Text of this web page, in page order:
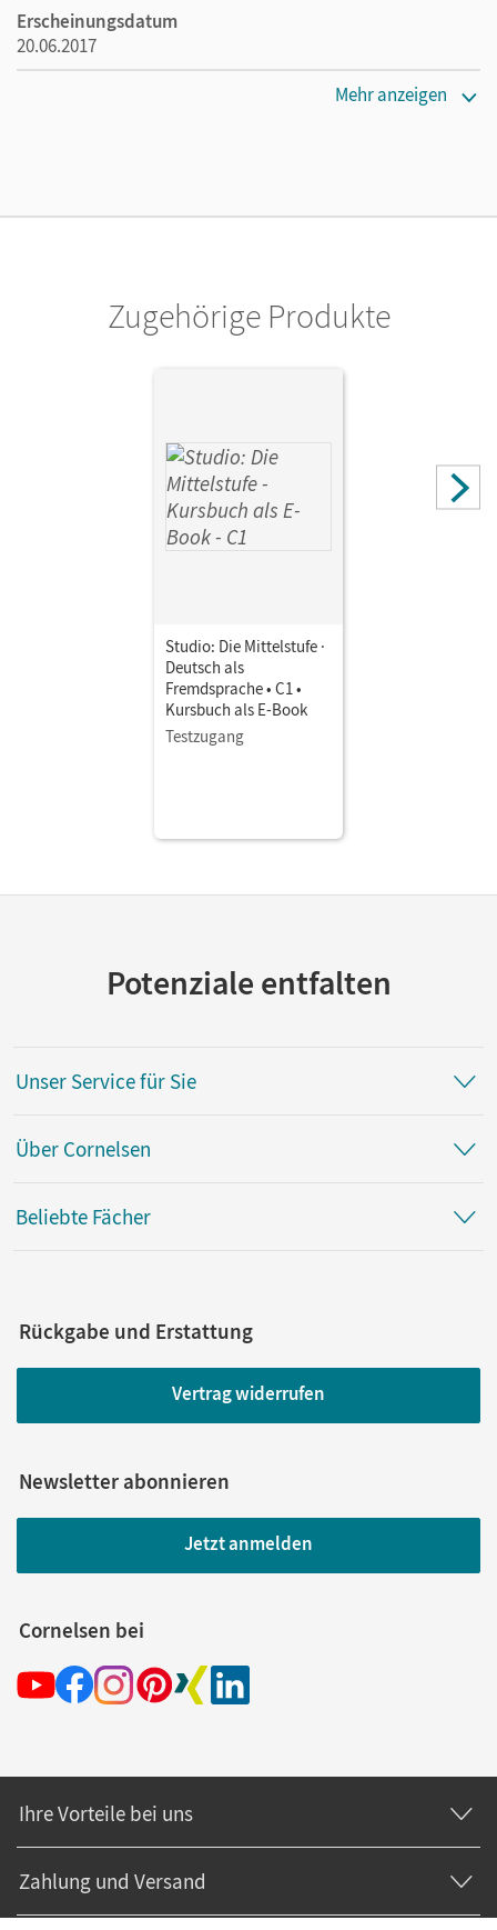
Erscheinungsdatum
20.06.2017
Mehr anzeigen
Zugehörige Produkte
Studio: Die Mittelstufe ·
Deutsch als
Fremdsprache • C1 •
Kursbuch als E-Book
Testzugang
Potenziale entfalten
Unser Service für Sie
Über Cornelsen
Beliebte Fächer
Rückgabe und Erstattung
Vertrag widerrufen
Newsletter abonnieren
Jetzt anmelden
Cornelsen bei
Ihre Vorteile bei uns
Zahlung und Versand